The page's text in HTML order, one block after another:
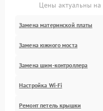
Цены актуальны
Замена материнской платы
Замена южного моста
Замена шим-контроллера
Настройка Wi-Fi
Ремонт петель крышки